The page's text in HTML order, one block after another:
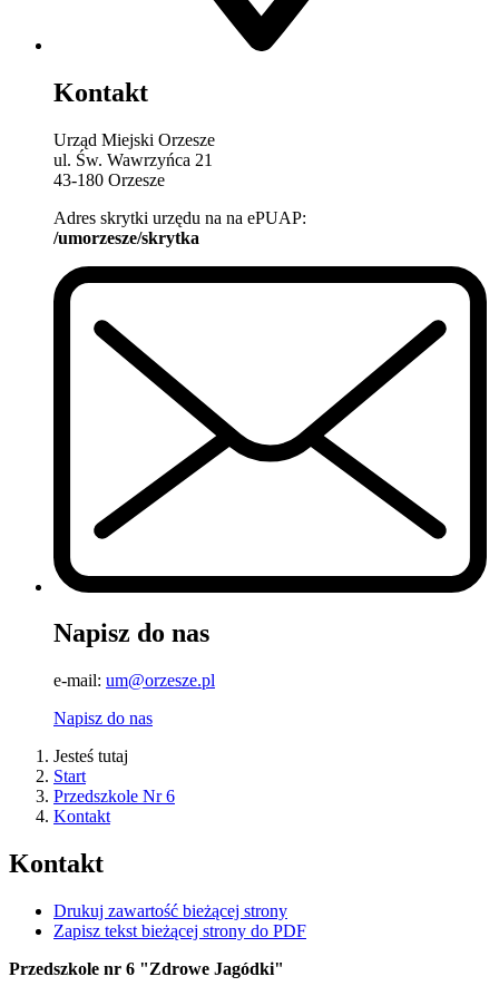
Kontakt
Urząd Miejski Orzesze
ul. Św. Wawrzyńca 21
43-180 Orzesze
Adres skrytki urzędu na na ePUAP:
/umorzesze/skrytka
Napisz do nas
e-mail: um@orzesze.pl
Napisz do nas
Jesteś tutaj
Start
Przedszkole Nr 6
Kontakt
Kontakt
Drukuj zawartość bieżącej strony
Zapisz tekst bieżącej strony do PDF
Przedszkole nr 6 "Zdrowe Jagódki"